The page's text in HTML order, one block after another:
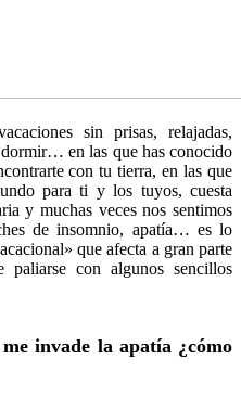
sin prisas, relajadas,
en las que has conocido
con tu tierra, en las que
para ti y los tuyos, cuesta
y muchas veces nos sentimos
de insomnio, apatía… es lo
que afecta a gran parte
con algunos sencillos
invade la apatía ¿cómo